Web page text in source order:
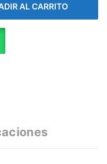
AL CARRITO